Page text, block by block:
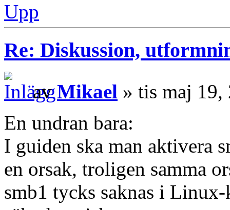
Upp
Re: Diskussion,
avMikael » tis maj 19,
En undran bara:
I guiden ska man aktivera
en orsak, troligen samma
smb1 tycks saknas i